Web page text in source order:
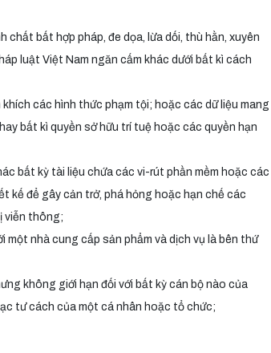
bất hợp pháp, đe dọa, lừa dối, thù hằn, xuyên
luật Việt Nam ngăn cấm khác dưới bất kì cách
các hình thức phạm tội; hoặc các dữ liệu mang
bất kì quyền sở hữu trí tuệ hoặc các quyền hạn
bất kỳ tài liệu chứa các vi-rút phần mềm hoặc các
kế để gây cản trở, phá hỏng hoặc hạn chế các
viễn thông;
nhà cung cấp sản phẩm và dịch vụ là bên thứ
không giới hạn đối với bất kỳ cán bộ nào của
tư cách của một cá nhân hoặc tổ chức;